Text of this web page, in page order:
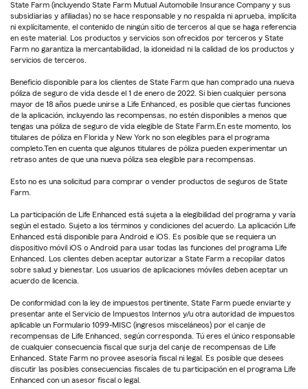
State Farm (incluyendo State Farm Mutual Automobile Insurance Company y sus
subsidiarias y afiliadas) no se hace responsable y no respalda ni aprueba, implícita
ni explícitamente, el contenido de ningún sitio de terceros al que se haga referencia
en este material. Los productos y servicios son ofrecidos por terceros y State
Farm no garantiza la mercantabilidad, la idoneidad ni la calidad de los productos y
servicios de terceros.
Beneficio disponible para los clientes de State Farm que han comprado una nueva
póliza de seguro de vida desde el 1 de enero de 2022. Si bien cualquier persona
mayor de 18 años puede unirse a Life Enhanced, es posible que ciertas funciones
de la aplicación, incluyendo las recompensas, no estén disponibles a menos que
tengas una póliza de seguro de vida elegible de State Farm.En este momento, los
titulares de póliza en Florida y New York no son elegibles para el programa
completo.Ten en cuenta que algunos titulares de póliza pueden experimentar un
retraso antes de que una nueva póliza sea elegible para recompensas.
Esto no es una solicitud para comprar o vender productos de seguros de State
Farm.
La participación de Life Enhanced está sujeta a la elegibilidad del programa y varía
según el estado. Sujeto a los términos y condiciones del acuerdo. La aplicación Life
Enhanced está disponible para Android e iOS. Es posible que se requiera un
dispositivo móvil iOS o Android para usar todas las funciones del programa Life
Enhanced. Los clientes deben aceptar autorizar a State Farm a recopilar datos
sobre salud y bienestar. Los usuarios de aplicaciones móviles deben aceptar un
acuerdo de licencia.
De conformidad con la ley de impuestos pertinente, State Farm puede enviarte y
presentar ante el Servicio de Impuestos Internos y/u otra autoridad de impuestos
aplicable un Formulario 1099-MISC (ingresos misceláneos) por el canje de
recompensas de Life Enhanced, según corresponda. Tú eres el único responsable
de cualquier consecuencia fiscal que surja del canje de recompensas de Life
Enhanced. State Farm no provee asesoría fiscal ni legal. Es posible que desees
discutir las posibles consecuencias fiscales de tu participación en el programa Life
Enhanced con un asesor fiscal o legal.